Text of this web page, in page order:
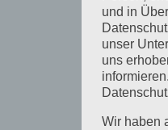
und in
unser
uns
Wir haben